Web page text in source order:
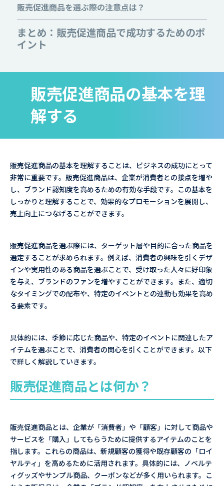
販売促進商品を選ぶ際の注意点は？
まとめ：販売促進商品で成功するためのポ
イント
販売促進商品の基本を理
解する
販売促進商品の基本を理解することは、ビジネスの成功にとって
非常に重要です。販売促進商品は、企業が消費者との接点を増や
し、ブランド認知度を高めるための有効な手段です。この基本を
しっかりと理解することで、効果的なプロモーションを展開し、
売上向上につなげることができます。
販売促進商品を選ぶ際には、ターゲット層や目的に合った商品を
選定することが求められます。例えば、消費者の興味を引くデザ
インや実用性のある商品を選ぶことで、受け取った人々に好印象
を与え、ブランドのファンを増やすことができます。また、適切
なタイミングでの配布や、特定のイベントとの連動も効果を高め
る要素です。
具体的には、季節に応じた商品や、特定のイベントに関連したア
イテムを選ぶことで、消費者の関心を引くことができます。以下
で詳しく解説していきます。
販売促進商品とは何か？
販売促進商品とは、企業が「消費者」や「顧客」に対して商品や
サービスを「購入」してもらうために提供するアイテムのことを
指します。これらの商品は、新規顧客の獲得や既存顧客の「ロイ
ヤルティ」を高めるために活用されます。具体的には、ノベルテ
ィグッズやサンプル商品、クーポンなどが多く用いられます。こ